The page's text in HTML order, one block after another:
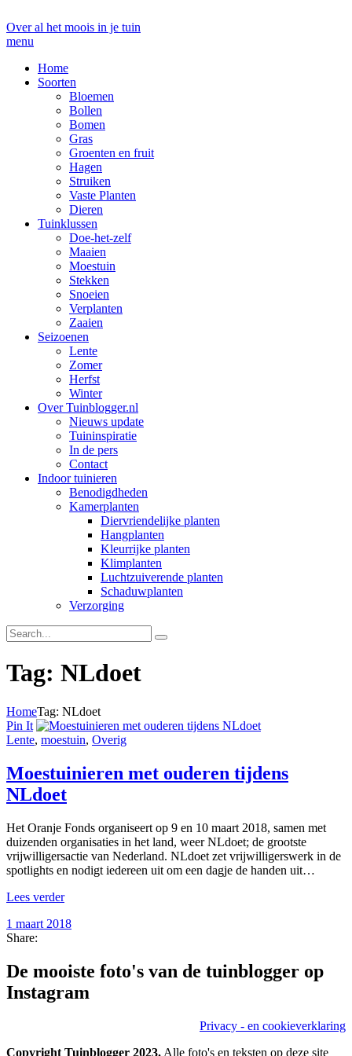
Over al het moois in je tuin
menu
Home
Soorten
Bloemen
Bollen
Bomen
Gras
Groenten en fruit
Hagen
Struiken
Vaste Planten
Dieren
Tuinklussen
Doe-het-zelf
Maaien
Moestuin
Stekken
Snoeien
Verplanten
Zaaien
Seizoenen
Lente
Zomer
Herfst
Winter
Over Tuinblogger.nl
Nieuws update
Tuininspiratie
In de pers
Contact
Indoor tuinieren
Benodigdheden
Kamerplanten
Diervriendelijke planten
Hangplanten
Kleurrijke planten
Klimplanten
Luchtzuiverende planten
Schaduwplanten
Verzorging
Tag: NLdoet
HomeTag: NLdoet
Pin It
Lente, moestuin, Overig
Moestuinieren met ouderen tijdens
NLdoet
Het Oranje Fonds organiseert op 9 en 10 maart 2018, samen met
duizenden organisaties in het land, weer NLdoet; de grootste
vrijwilligersactie van Nederland. NLdoet zet vrijwilligerswerk in de
spotlights en nodigt iedereen uit om een dagje de handen uit…
Lees verder
1 maart 2018
Share:
De mooiste foto's van de tuinblogger op
Instagram
Privacy - en cookieverklaring
Copyright Tuinblogger 2023. Alle foto's en teksten op deze site